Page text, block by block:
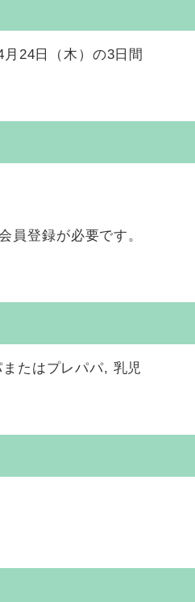
24日（木）の3日間
員登録が必要です。
たはプレパパ, 乳児